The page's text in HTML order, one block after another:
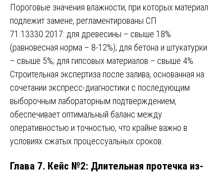
Пороговые значения влажности, при которых материал
подлежит замене, регламентированы СП
71.13330.2017: для древесины – свыше 18%
(равновесная норма – 8-12%); для бетона и штукатурки
– свыше 5%; для гипсовых материалов – свыше 4%.
Строительная экспертиза после залива, основанная на
сочетании экспресс-диагностики с последующим
выборочным лабораторным подтверждением,
обеспечивает оптимальный баланс между
оперативностью и точностью, что крайне важно в
условиях сжатых процессуальных сроков.
Глава 7. Кейс №2: Длительная протечка из-